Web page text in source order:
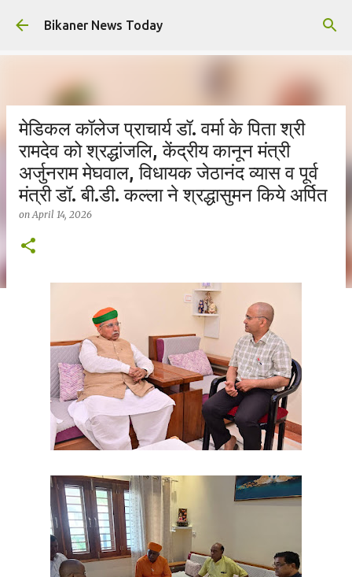
Skip to main content
Bikaner News Today
मेडिकल कॉलेज प्राचार्य डॉ. वर्मा के पिता श्री
रामदेव को श्रद्धांजलि, केंद्रीय कानून मंत्री
अर्जुनराम मेघवाल, विधायक जेठानंद व्यास व पूर्व
मंत्री डॉ. बी.डी. कल्ला ने श्रद्धासुमन किये अर्पित
onApril 14, 2026